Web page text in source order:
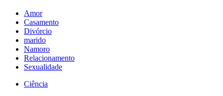
Amor
Casamento
Divórcio
marido
Namoro
Relacionamento
Sexualidade
Ciência